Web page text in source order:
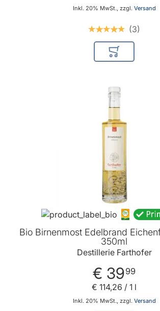
Inkl. 20% MwSt., zzgl. Versand
3
In den
Bio Birnenmost Edelbrand
350ml
Destillerie Farthofer
€ 3999
Inkl. 20% MwSt., zzgl. Versand
€ 114,26 / 1 l